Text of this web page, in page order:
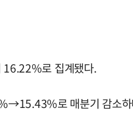
16.22%로 집계됐다.
로 매분기 감소하